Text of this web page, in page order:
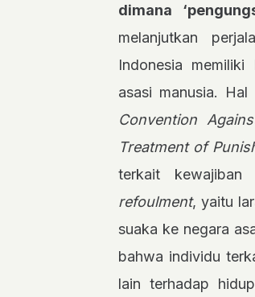
dimana
melanjutkan
Indonesia
asasi manusia.
Convention
Treatment of
terkait kewajiban
refoulment, yaitu
suaka ke negara
bahwa individu
lain terhadap